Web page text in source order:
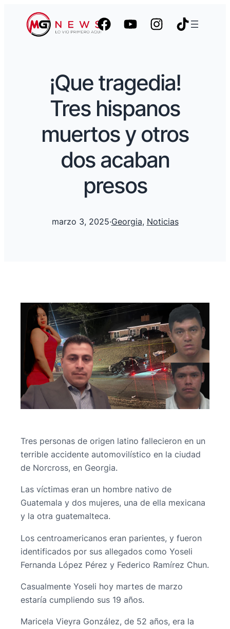
¡Que tragedia!
Tres hispanos
muertos y otros
dos acaban
presos
marzo 3, 2025·Georgia, Noticias
Tres personas de origen latino fallecieron en un
terrible accidente automovilístico en la ciudad
de Norcross, en Georgia.
Las víctimas eran un hombre nativo de
Guatemala y dos mujeres, una de ella mexicana
y la otra guatemalteca.
Los centroamericanos eran parientes, y fueron
identificados por sus allegados como Yoseli
Fernanda López Pérez y Federico Ramírez Chun.
Casualmente Yoseli hoy martes de marzo
estaría cumpliendo sus 19 años.
Maricela Vieyra González, de 52 años, era la